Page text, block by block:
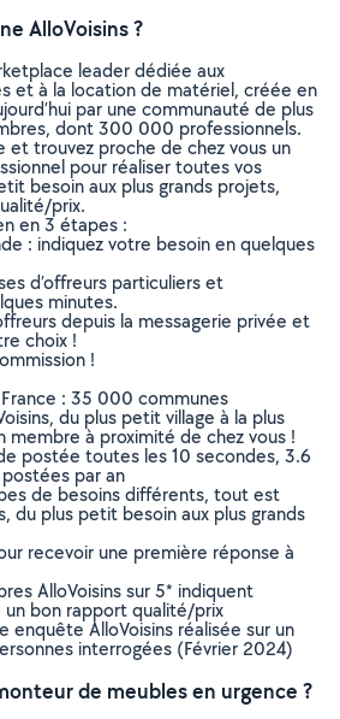
AlloVoisins ?
leader dédiée aux
et à la location de matériel, créée en
par une communauté de plus
dont 300 000 professionnels.
et trouvez proche de chez vous un
pour réaliser toutes vos
besoin aux plus grands projets,
prix.
en 3 étapes :
: indiquez votre besoin en quelques
d’offreurs particuliers et
minutes.
depuis la messagerie privée et
choix !
!
: 35 000 communes
du plus petit village à la plus
membre à proximité de chez vous !
postée toutes les 10 secondes, 3.6
par an
de besoins différents, tout est
du plus petit besoin aux plus grands
recevoir une première réponse à
AlloVoisins sur 5* indiquent
un bon rapport qualité/prix
enquête AlloVoisins réalisée sur un
interrogées (Février 2024)
de meubles en urgence ?